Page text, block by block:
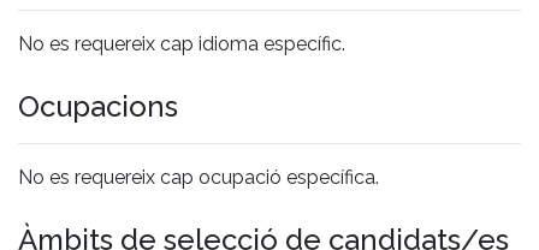
No es requereix cap idioma específic.
Ocupacions
No es requereix cap ocupació específica.
Àmbits de selecció de candidats/es